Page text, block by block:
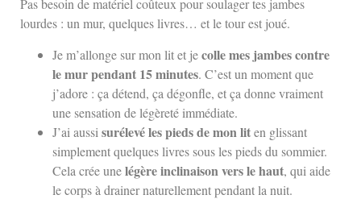
Pas besoin de matériel coûteux pour soulager tes jambes
lourdes : un mur, quelques livres… et le tour est joué.
Je m’allonge sur mon lit et jecolle mes jambes contre
le mur pendant 15 minutes. C’est un moment que
j’adore : ça détend, ça dégonfle, et ça donne vraiment
une sensation de légèreté immédiate.
J’ai aussi surélevé les pieds de mon liten glissant
simplement quelques livres sous les pieds du sommier.
Cela crée unelégère inclinaison vers le haut, qui aide
le corps à drainer naturellement pendant la nuit.